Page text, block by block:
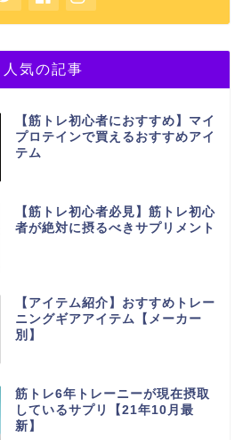
人気の記事
【筋トレ初心者におすすめ】マイ
プロテインで買えるおすすめアイ
テム
【筋トレ初心者必見】筋トレ初心
者が絶対に摂るべきサプリメント
【アイテム紹介】おすすめトレー
ニングギアアイテム【メーカー
別】
筋トレ6年トレーニーが現在摂取
しているサプリ【21年10月最
新】